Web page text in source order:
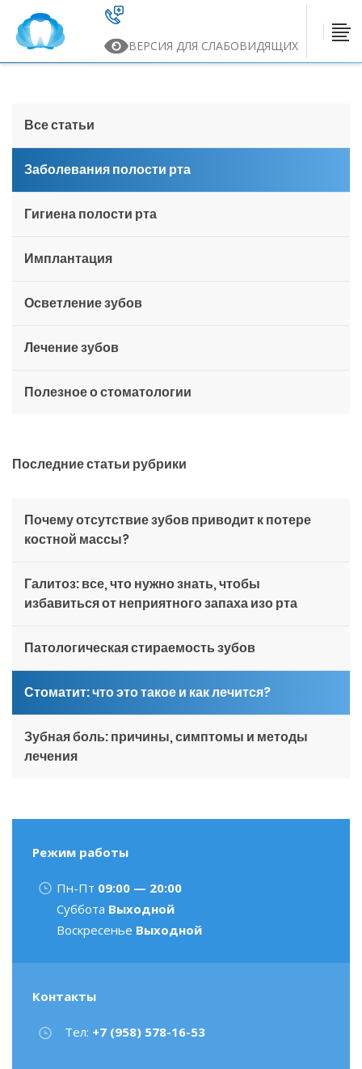
ВЕРСИЯ ДЛЯ СЛАБОВИДЯЩИХ
Все статьи
Заболевания полости рта
Гигиена полости рта
Имплантация
Осветление зубов
Лечение зубов
Полезное о стоматологии
Последние статьи рубрики
Почему отсутствие зубов приводит к потере
костной массы?
Галитоз: все, что нужно знать, чтобы
избавиться от неприятного запаха изо рта
Патологическая стираемость зубов
Стоматит: что это такое и как лечится?
Зубная боль: причины, симптомы и методы
лечения
Режим работы
Пн-Пт 09:00 — 20:00
Суббота Выходной
Воскресенье Выходной
Контакты
Тел: +7 (958) 578-16-53